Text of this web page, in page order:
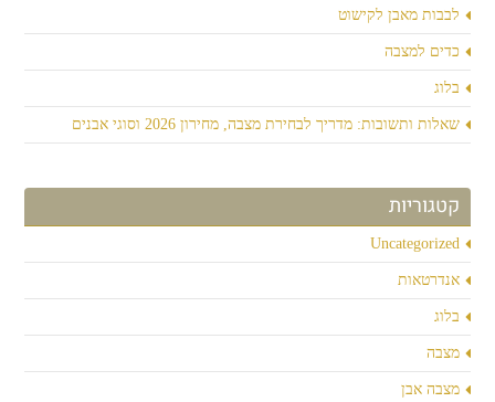
לבבות מאבן לקישוט
כדים למצבה
בלוג
שאלות ותשובות: מדריך לבחירת מצבה, מחירון 2026 וסוגי אבנים
קטגוריות
Uncategorized
אנדרטאות
בלוג
מצבה
מצבה אבן